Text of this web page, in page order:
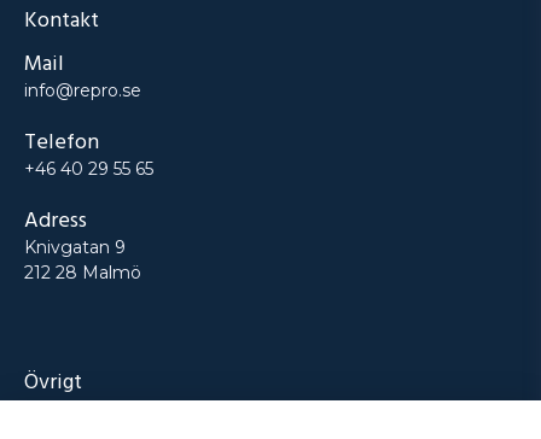
Kontakt
Mail
info@repro.se
Telefon
+46 40 29 55 65
Adress
Knivgatan 9
212 28 Malmö
Övrigt